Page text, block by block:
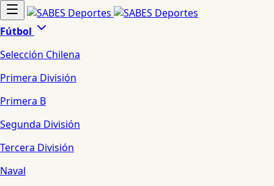
Fútbol
Selección Chilena
Primera División
Primera B
Segunda División
Tercera División
Naval